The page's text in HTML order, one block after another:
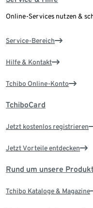
Online-Services nutzen &
Service-Bereich
Hilfe & Kontakt
Tchibo Online-Konto
TchiboCard
Jetzt kostenlos registrieren
Jetzt Vorteile entdecken
Rund um unsere
Tchibo Kataloge & Magazine